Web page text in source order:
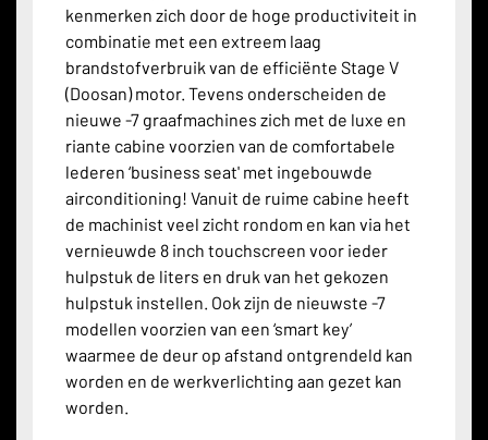
kenmerken zich door de hoge productiviteit in
combinatie met een extreem laag
brandstofverbruik van de efficiënte Stage V
(Doosan) motor. Tevens onderscheiden de
nieuwe -7 graafmachines zich met de luxe en
riante cabine voorzien van de comfortabele
lederen ‘business seat' met ingebouwde
airconditioning! Vanuit de ruime cabine heeft
de machinist veel zicht rondom en kan via het
vernieuwde 8 inch touchscreen voor ieder
hulpstuk de liters en druk van het gekozen
hulpstuk instellen. Ook zijn de nieuwste -7
modellen voorzien van een ‘smart key’
waarmee de deur op afstand ontgrendeld kan
worden en de werkverlichting aan gezet kan
worden.